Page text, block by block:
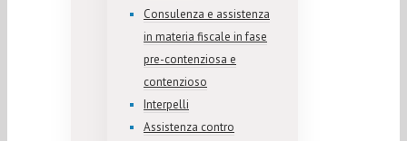
Consulenza e assistenza
in materia fiscale in fase
pre-contenziosa e
contenzioso
Interpelli
Assistenza contro